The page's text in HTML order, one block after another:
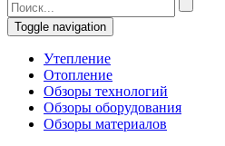
Toggle navigation
Утепление
Отопление
Обзоры технологий
Обзоры оборудования
Обзоры материалов